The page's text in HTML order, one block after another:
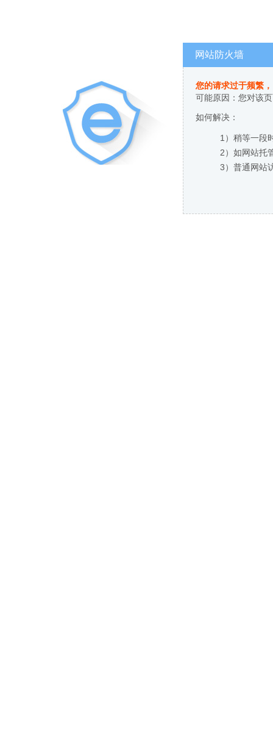
网站防火墙
您的请求过于频繁
可能原因：您对该
如何解决：
1）稍等一段
2）如网站托
3）普通网站